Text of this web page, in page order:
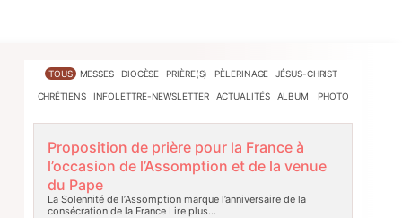
TOUS MESSES DIOCÈSE PRIÈRE(S) PÈLERINAGE JÉSUS-CHRIST
CHRÉTIENS INFOLETTRE-NEWSLETTER ACTUALITÉS ALBUM PHOTO
Proposition de prière pour la France à
l’occasion de l’Assomption et de la venue
du Pape
La Solennité de l’Assomption marque l’anniversaire de la
consécration de la FranceLire plus…